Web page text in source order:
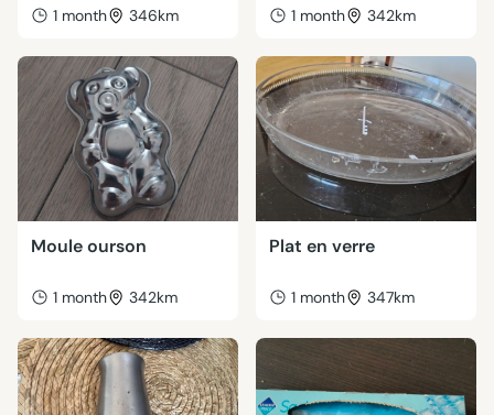
1 month 346km 1 month 342km
Moule ourson
1 month 342km
Plat en verre
1 month 347km